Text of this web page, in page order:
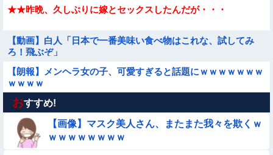
★★昨晩、久しぶりに嫁とセックスしたんだが・・・
【動画】白人「日本で一番美味い食べ物はこれな、試してみ
ろ！飛ぶぞ」
【朗報】メンヘラ女の子、可愛すぎると話題にｗｗｗｗｗｗｗ
ｗｗｗｗ
★★同格のように語られてるけど実際は『雲泥の差』があるも
のと言えば？
【動画】野犬の群れに襲われた男性、とんでもない方法で制圧
するｗｗｗｗｗｗｗ
おすすめ!
【画像】マスク美人さん、またまた我々を欺くｗ
ｗｗｗｗｗｗｗｗ